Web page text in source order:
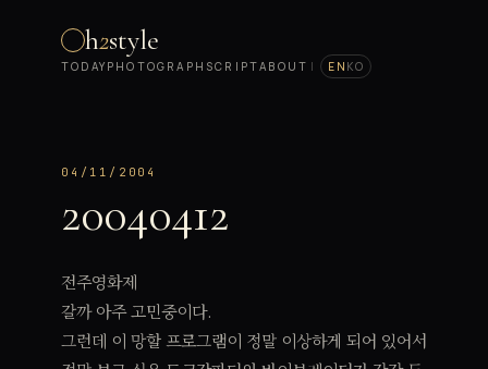
h2style
TODAY PHOTOGRAPH SCRIPTABOUT | EN KO
04/11/2004
20040412
전주영화제
갈까 아주 고민중이다.
그런데 이 망할 프로그램이 정말 이상하게 되어 있어서